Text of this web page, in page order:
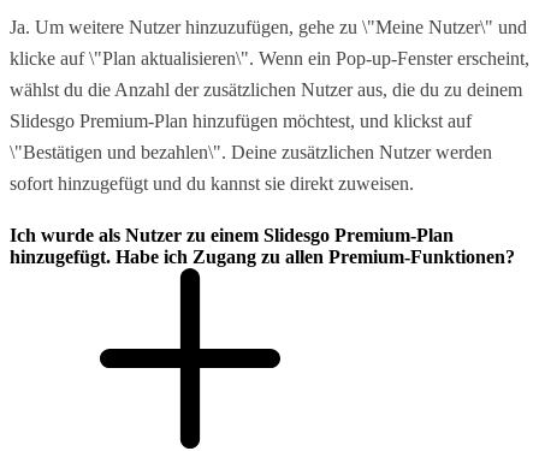
Ja. Um weitere Nutzer hinzuzufügen, gehe zu \"Meine Nutzer\" und
klicke auf \"Plan aktualisieren\". Wenn ein Pop-up-Fenster erscheint,
wählst du die Anzahl der zusätzlichen Nutzer aus, die du zu deinem
Slidesgo Premium-Plan hinzufügen möchtest, und klickst auf
\"Bestätigen und bezahlen\". Deine zusätzlichen Nutzer werden
sofort hinzugefügt und du kannst sie direkt zuweisen.
Ich wurde als Nutzer zu einem Slidesgo Premium-Plan
hinzugefügt. Habe ich Zugang zu allen Premium-Funktionen?